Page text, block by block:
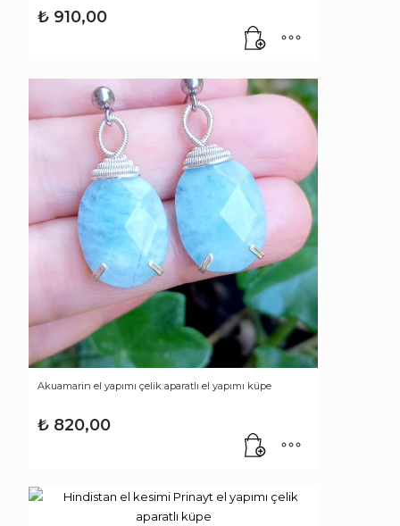
₺ 910,00
Akuamarin el yapımı çelik aparatlı el yapımı küpe
₺ 820,00